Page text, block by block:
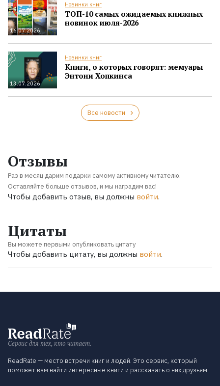
16.07.2026
Новинки книг
ТОП-10 самых ожидаемых книжных
новинок июля-2026
13.07.2026
Новинки книг
Книги, о которых говорят: мемуары
Энтони Хопкинса
Все новости
Отзывы
Раз в месяц дарим подарки самому активному читателю.
Оставляйте больше отзывов, и мы наградим вас!
Чтобы добавить отзыв, вы должны войти.
Цитаты
Вы можете первыми опубликовать цитату
Чтобы добавить цитату, вы должны войти.
Сервис для тех, кто читает.
ReadRate — место встречи книг и людей. Это сервис, который
поможет вам найти интересные книги и рассказать о них друзьям.